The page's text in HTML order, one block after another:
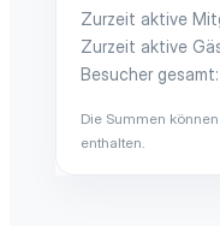
Zurzeit aktive
Zurzeit aktive
Besucher gesamt
Die Summen
enthalten.